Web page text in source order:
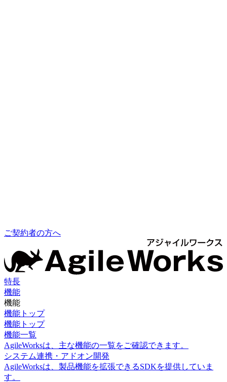
ご契約者の方へ
特長
機能
機能
機能トップ
機能トップ
機能一覧
AgileWorksは、主な機能の一覧をご確認できます。
システム連携・アドオン開発
AgileWorksは、製品機能を拡張できるSDKを提供していま
す。